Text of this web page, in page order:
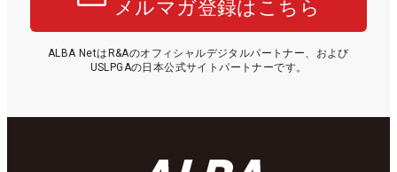
メルマガ登録はこちら
ALBA NetはR&Aのオフィシャルデジタルパートナー、および
USLPGAの日本公式サイトパートナーです。